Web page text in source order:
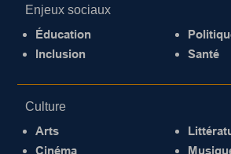
Enjeux sociaux
Éducation
Inclusion
Santé
Culture
Arts
Cinéma